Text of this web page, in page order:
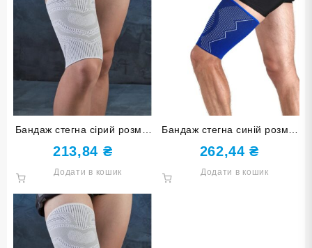
Бандаж стегна сірий розмір
L-XL ST-7162-L-XL
213,84 ₴
Додати в кошик
Бандаж стегна синій розмір
L-XL ST-7030-L-XL
262,44₴
Додати в кошик